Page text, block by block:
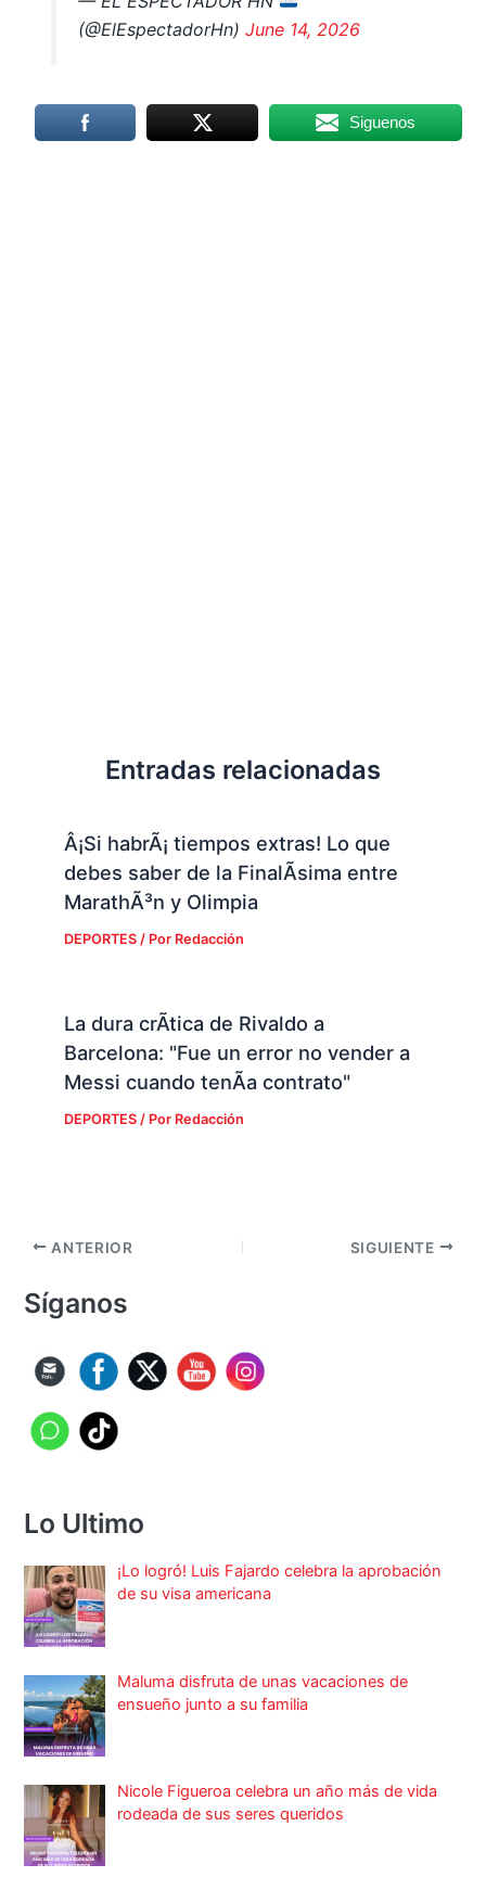
(@ElEspectadorHn) June 14, 2026
Siguenos
Entradas relacionadas
Â¡Si habrÃ¡ tiempos extras! Lo que
debes saber de la FinalÃ­sima entre
MarathÃ³n y Olimpia
DEPORTES/ Por Redacción
La dura crÃ­tica de Rivaldo a
Barcelona: "Fue un error no vender a
Messi cuando tenÃ­a contrato"
DEPORTES/ Por Redacción
ANTERIOR SIGUIENTE
Síganos
Lo Ultimo
¡Lo logró! Luis Fajardo celebra la aprobación
de su visa americana
Maluma disfruta de unas vacaciones de
ensueño junto a su familia
Nicole Figueroa celebra un año más de vida
rodeada de sus seres queridos